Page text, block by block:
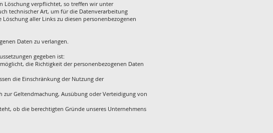
Löschung verpflichtet, so treffen wir unter
technischer Art, um für die Datenverarbeitung
aller Links zu diesen personenbezogenen
Daten zu verlangen.
gegeben ist:
die Richtigkeit der personenbezogenen Daten
die Einschränkung der Nutzung der
Geltendmachung, Ausübung oder Verteidigung von
ob die berechtigten Gründe unseres Unternehmens